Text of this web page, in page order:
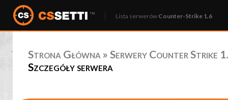
Lista serwerów Counter-Strike 1.6
Strona Główna » Serwery Counter Strike
Szczegóły serwera